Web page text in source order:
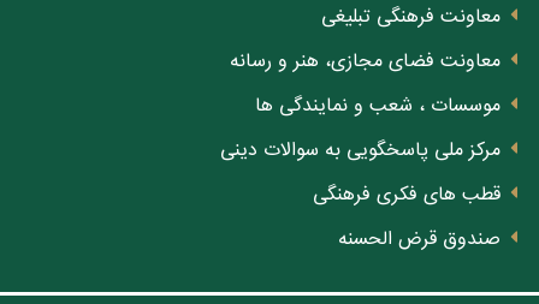
معاونت فرهنگی تبلیغی
معاونت فضای مجازی، هنر و رسانه
موسسات ، شعب و نمایندگی ها
مرکز ملی پاسخگویی به سوالات دینی
قطب های فکری فرهنگی
صندوق قرض الحسنه